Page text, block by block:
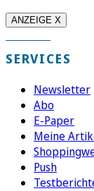
ANZEIGE X
SERVICES
Newsletter
Abo
E-Paper
Meine
Push